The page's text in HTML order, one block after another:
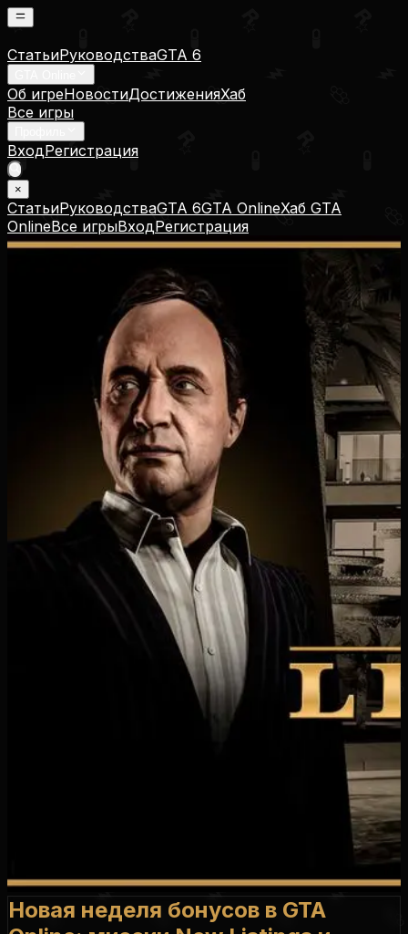
СтатьиРуководстваGTA 6
Об игреНовостиДостиженияХаб
Все игры
ВходРегистрация
×
СтатьиРуководстваGTA 6GTA OnlineХаб GTA
OnlineВсе игрыВходРегистрация
Новая неделя бонусов в GTA